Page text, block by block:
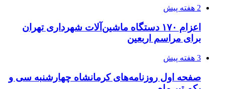
خرید ابزار آلات دستی و صنعتی زیر قیمت بازار؛
چطور ابزار اصل را با بهترین قیمت تهیه کنیم؟
3 هفته پیش
قربانیان زلزله‌های ونزوئلا از ۵۰۰۰ نفر فراتر رفت
3 هفته پیش